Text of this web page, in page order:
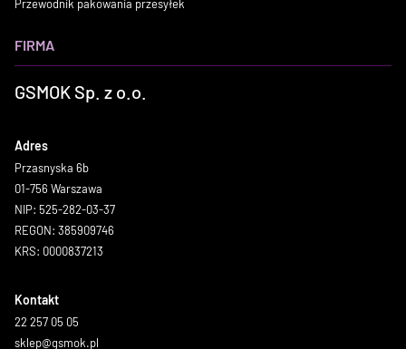
Przewodnik pakowania przesyłek
FIRMA
GSMOK Sp. z o.o.
Adres
Przasnyska 6b
01-756 Warszawa
NIP: 525-282-03-37
REGON: 385909746
KRS: 0000837213
Kontakt
22 257 05 05
sklep@gsmok.pl